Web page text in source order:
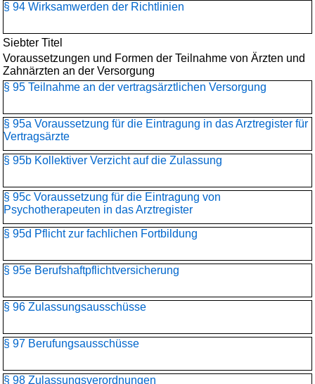
§ 94 Wirksamwerden der Richtlinien
Siebter Titel
Voraussetzungen und Formen der Teilnahme von Ärzten und
Zahnärzten an der Versorgung
§ 95 Teilnahme an der vertragsärztlichen Versorgung
§ 95a Voraussetzung für die Eintragung in das Arztregister für
Vertragsärzte
§ 95b Kollektiver Verzicht auf die Zulassung
§ 95c Voraussetzung für die Eintragung von
Psychotherapeuten in das Arztregister
§ 95d Pflicht zur fachlichen Fortbildung
§ 95e Berufshaftpflichtversicherung
§ 96 Zulassungsausschüsse
§ 97 Berufungsausschüsse
§ 98 Zulassungsverordnungen